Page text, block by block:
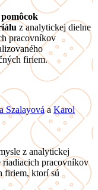
z analytickej dielne
pracovníkov
firiem.
SzalayováaKarol
z analytickej
riadiacich pracovníkov
firiem, ktorí sú